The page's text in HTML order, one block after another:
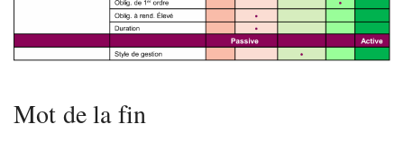
Mot de la fin